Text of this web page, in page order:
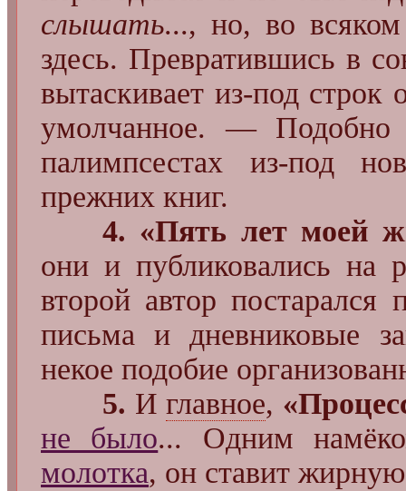
слышать..., но, во
здесь. Превратившись в
вытаскивает из-под строк
умолчанное. —
палимпсестах из-под
прежних книг.
4. «Пять лет моей
они и публиковались на
второй автор
письма и дневниковые
некое подобие
5. Иглавное,
не было... Одним
молотка, он ставит